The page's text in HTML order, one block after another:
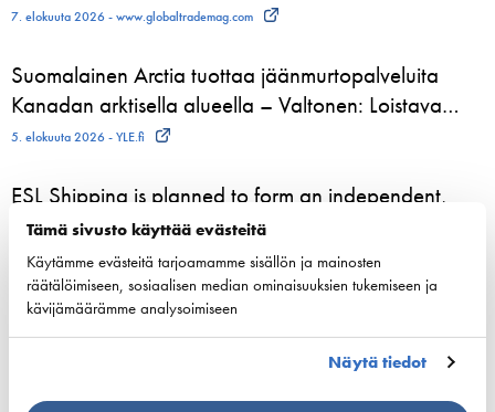
Tämä sivusto käyttää evästeitä
Käytämme evästeitä tarjoamamme sisällön ja mainosten
räätälöimiseen, sosiaalisen median ominaisuuksien tukemiseen ja
kävijämäärämme analysoimiseen
Näytä tiedot
7. elokuuta 2026 - www.globaltrademag.com
Suomalainen Arctia tuottaa jäänmurtopalveluita
Kanadan arktisella alueella – Valtonen: Loistava…
5. elokuuta 2026 - YLE.fi
ESL Shipping is planned to form an independent,
listed company
3. elokuuta 2026 - ESL Shipping Ltd
Tallinkin Victoria I siirtyy uudelle laituripaikalle
5.8.2026